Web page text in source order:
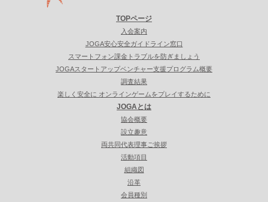
TOPページ
入会案内
JOGA安心安全ガイドライン窓口
スマートフォン課金トラブルを防ぎましょう
JOGAスタートアップベンチャー支援プログラム概要
調査結果
楽しく安全に オンラインゲームをプレイするために
JOGAとは
協会概要
設立趣意
両共同代表理事ご挨拶
活動項目
組織図
沿革
会員種別